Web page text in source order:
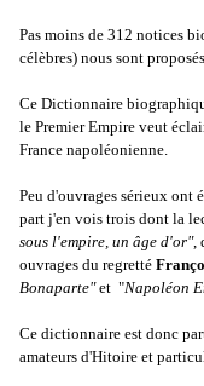
Pas moins de 312 notices
célèbres) nous sont
Ce Dictionnaire
le Premier Empire veut
France napoléonienne.
Peu d'ouvrages sérieux ont
part j'en vois trois dont la
sous l'empire, un âge d'or",
ouvrages du regretté
Bonaparte"et "Napoléon
Ce dictionnaire est donc
amateurs d'Hitoire et